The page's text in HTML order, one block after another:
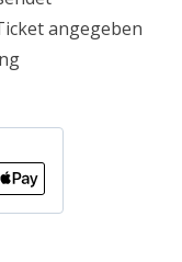
angegeben